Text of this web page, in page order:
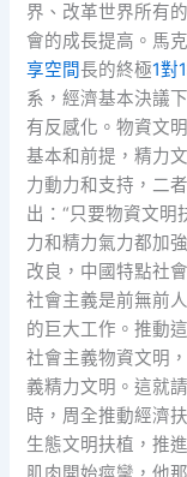
界、改革世界所有
會的成長提高。馬
享空間長的終極1對
系，經濟基本決議
有反感化。物資文
基本和前提，精力
力動力和支持，二
出：“只要物資文明
力和精力氣力都加
改良，中國特點社
社會主義是前無前
的巨大工作。推動
社會主義物資文明
義精力文明。這就
時，周全推動經濟
生態文明扶植，推